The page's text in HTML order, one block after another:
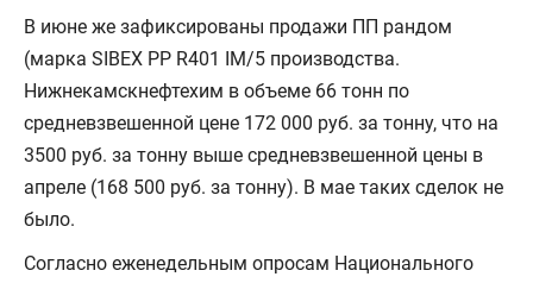
В июне же зафиксированы продажи ПП рандом
(марка SIBEX PP R401 IM/5 производства.
Нижнекамскнефтехим в объеме 66 тонн по
средневзвешенной цене 172 000 руб. за тонну, что на
3500 руб. за тонну выше средневзвешенной цены в
апреле (168 500 руб. за тонну). В мае таких сделок не
было.
Согласно еженедельным опросам Национального